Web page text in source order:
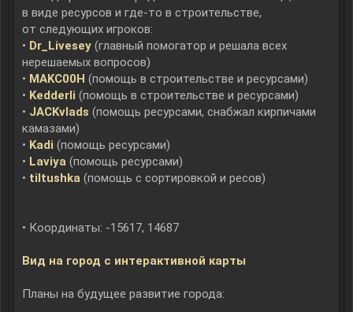
в виде ресурсов и где-то в строительстве,
от следующих игроков:
• Dr_Livesey (главный помогатор и решала всех
нерешаемых вопросов)
• MAKC00H (помощь в строительстве и ресурсами)
• Kedderli (помощь в строительстве и ресурсами)
• JACKvlads (помощь ресурсами, снабжал кирпичами
камазами)
• Kadi (помощь ресурсами)
• Laviya (помощь ресурсами)
• tiltushka (помощь с сортировкой и ресов)
• Координаты: -15617, 14687
Вид на город с интерактивной карты
Планы на будущее развитие города: